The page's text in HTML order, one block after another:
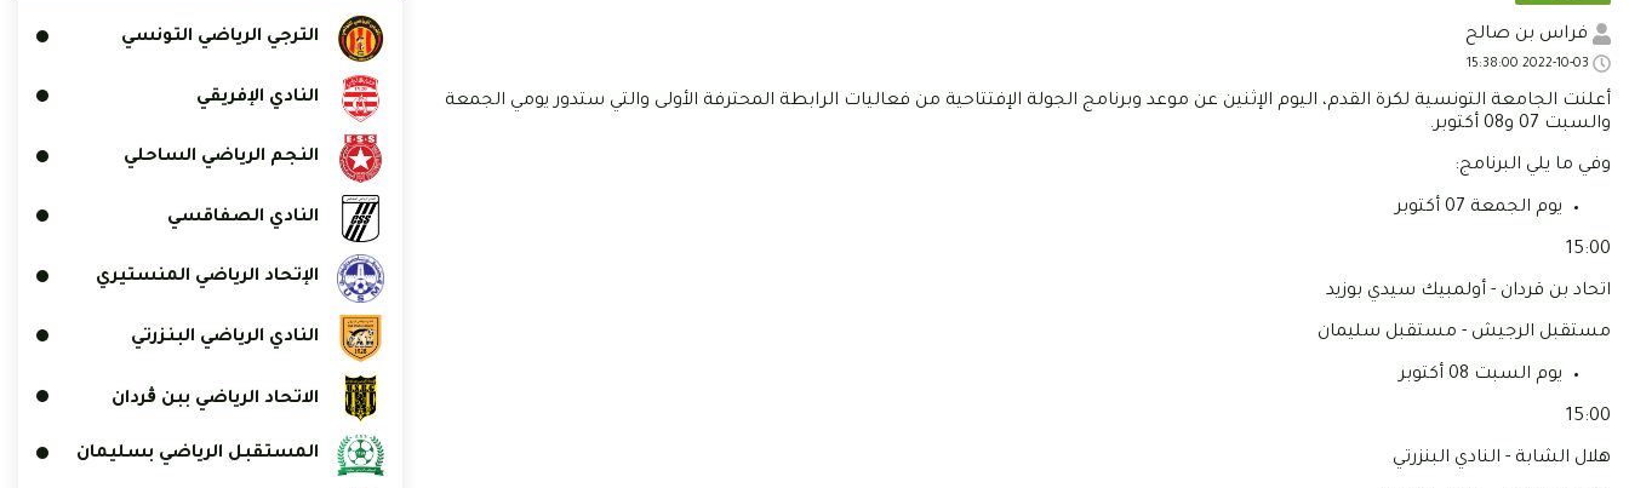
فراس بن صالح
أعلنت الجامعة التونسية لكرة القدم، اليوم الإثنين عن موعد وبرنامج الجولة الإفتتاحية من فعاليات الرابطة المحترفة الأولى والتي ستدور يومي الجمعة
والسبت 07 و08 أكتوبر.
وفي ما يلي البرنامج:
يوم الجمعة 07 أكتوبر
15:00
اتحاد بن قردان - أولمبيك سيدي بوزيد
مستقبل الرجيش - مستقبل سليمان
يوم السبت 08 أكتوبر
15:00
هلال الشابة - النادي البنزرتي
الترجي الرياضي التونسي
النادي الإفريقي
النجم الرياضي الساحلي
النادي الصفاقسي
الإتحاد الرياضي المنستيري
النادي الرياضي البنزرتي
الاتحاد الرياضي ببن ڨردان
المستقبل الرياضي بسليمان